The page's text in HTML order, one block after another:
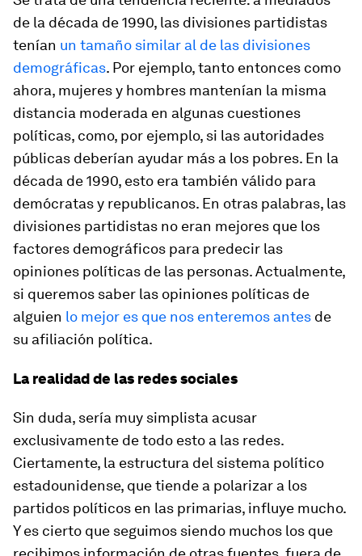
de la década de 1990, las divisiones partidistas
tenían un tamaño similar al de las divisiones
demográficas. Por ejemplo, tanto entonces como
ahora, mujeres y hombres mantenían la misma
distancia moderada en algunas cuestiones
políticas, como, por ejemplo, si las autoridades
públicas deberían ayudar más a los pobres. En la
década de 1990, esto era también válido para
demócratas y republicanos. En otras palabras, las
divisiones partidistas no eran mejores que los
factores demográficos para predecir las
opiniones políticas de las personas. Actualmente,
si queremos saber las opiniones políticas de
alguien lo mejor es que nos enteremos antes de
su afiliación política.
La realidad de las redes sociales
Sin duda, sería muy simplista acusar
exclusivamente de todo esto a las redes.
Ciertamente, la estructura del sistema político
estadounidense, que tiende a polarizar a los
partidos políticos en las primarias, influye mucho.
Y es cierto que seguimos siendo muchos los que